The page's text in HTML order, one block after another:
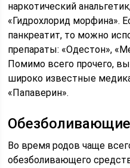
наркотический
«Гидрохлорид морфина».
панкреатит, то можно
препараты: «Одестон»,
Помимо всего прочего,
широко известные
«Папаверин».
Во время родов чаще
обезболивающего